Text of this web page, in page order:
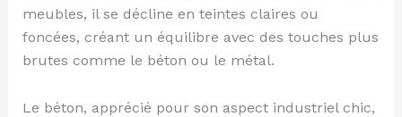
meubles, il se décline en teintes claires ou
foncées, créant un équilibre avec des touches plus
brutes comme le béton ou le métal.
Le béton, apprécié pour son aspect industriel chic,